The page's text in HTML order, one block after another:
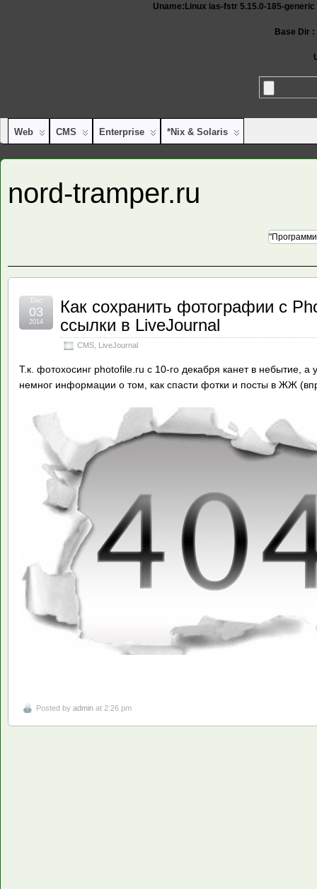
Uname:Linux ias-fstr 5.15.0-185-
Base Dir
Web CMS Enterprise *nix & Solaris
nord-tramper.ru
Как сохранить фотографии с
ссылки в LiveJournal
CMS LiveJournal
Dec
03
2014
Т.к. фотохосинг photofile.ru с 10-го декабря канет в небытие, а
немног информации о том, как спасти фотки и посты в ЖЖ
Posted by admin at 2:26 pm